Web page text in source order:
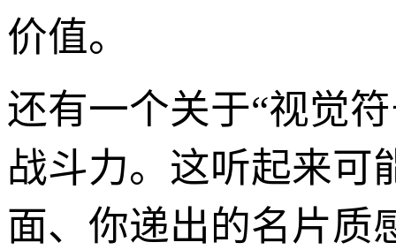
价值。
还有一个关于“视觉
战斗力。这听起来可
面、你递出的名片质